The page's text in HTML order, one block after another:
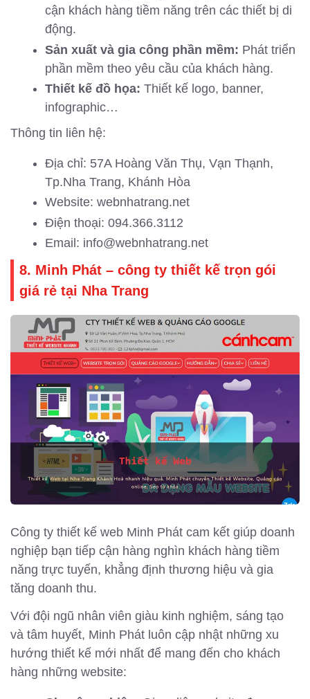
cận khách hàng tiềm năng trên các thiết bị di
động.
Sản xuất và gia công phần mềm: Phát triển
phần mềm theo yêu cầu của khách hàng.
Thiết kế đồ họa: Thiết kế logo, banner,
infographic…
Thông tin liên hệ:
Địa chỉ: 57A Hoàng Văn Thụ, Vạn Thạnh,
Tp.Nha Trang, Khánh Hòa
Website: webnhatrang.net
Điện thoại: 094.366.3112
Email: info@webnhatrang.net
8. Minh Phát – công ty thiết kế trọn gói
giá rẻ tại Nha Trang
Công ty thiết kế web Minh Phát cam kết giúp doanh
nghiệp bạn tiếp cận hàng nghìn khách hàng tiềm
năng trực tuyến, khẳng định thương hiệu và gia
tăng doanh thu.
Với đội ngũ nhân viên giàu kinh nghiệm, sáng tạo
và tâm huyết, Minh Phát luôn cập nhật những xu
hướng thiết kế mới nhất để mang đến cho khách
hàng những website: